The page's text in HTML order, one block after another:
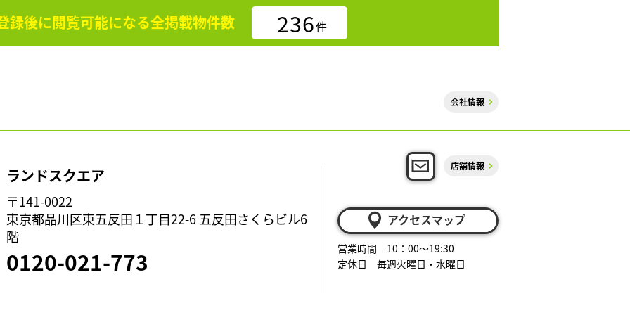
録後に閲覧可能になる全掲載物件数 236件
会社情報
ランドスクエア
〒141-0022
東京都品川区東五反田１丁目22-6 五反田さくらビル6
階
0120-021-773
店舗情報
アクセスマップ
営業時間 10：00～19:30
定休日 毎週火曜日・水曜日